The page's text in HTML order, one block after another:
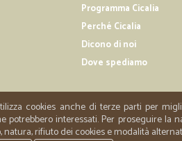
Programma Cicalia
Perché Cicalia
Dicono di noi
Dove spediamo
cookies anche di terze parti per
potrebbero interessati. Per proseguire la
natura, rifiuto dei cookies e modalità